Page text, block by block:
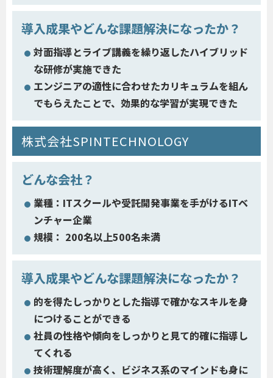
導入成果やどんな課題解決になったか？
対面指導とライブ講義を繰り返したハイブリッド
な研修が実施できた
エンジニアの適性に合わせたカリキュラムを組ん
でもらえたことで、効果的な学習が実現できた
株式会社SPINTECHNOLOGY
どんな会社？
業種：ITスクールや受託開発事業を手がけるITベ
ンチャー企業
規模： 200名以上500名未満
導入成果やどんな課題解決になったか？
的を得たしっかりとした指導で確かなスキルを身
につけることができる
社員の性格や傾向をしっかりと見て的確に指導し
てくれる
技術理解度が高く、ビジネス系のマインドも身に